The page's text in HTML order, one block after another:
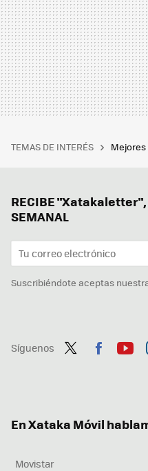
TEMAS DE INTERÉS
RECIBE "Xatakaletter",
SEMANAL
Suscribiéndote aceptas
Síguenos
En Xataka Móvil
Movistar